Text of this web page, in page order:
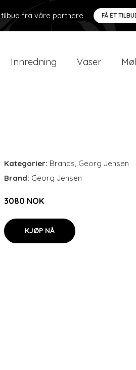
tilbud fra våre partnere FÅ ET
Innredning Vaser
Kategorier: Brands, Georg Jensen
Brand: Georg Jensen
3080 NOK
KJØP NÅ